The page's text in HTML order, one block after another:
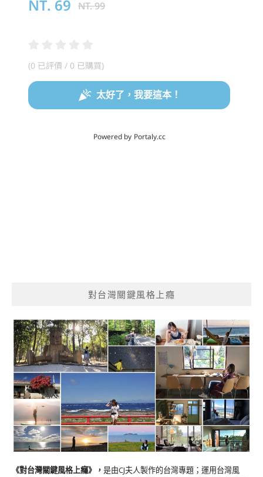
對台灣關鍵風格上癮
《對台灣關鍵風格上癮》 ， 是由CJ夫人製作的台灣專題；運用台灣風